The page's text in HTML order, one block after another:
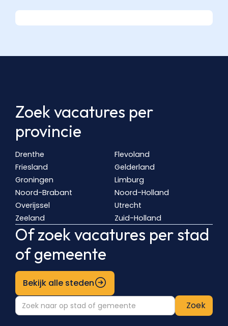
Zoek vacatures per
provincie
Drenthe
Flevoland
Friesland
Gelderland
Groningen
Limburg
Noord-Brabant
Noord-Holland
Overijssel
Utrecht
Zeeland
Zuid-Holland
Of zoek vacatures per stad
of gemeente
Bekijk alle steden